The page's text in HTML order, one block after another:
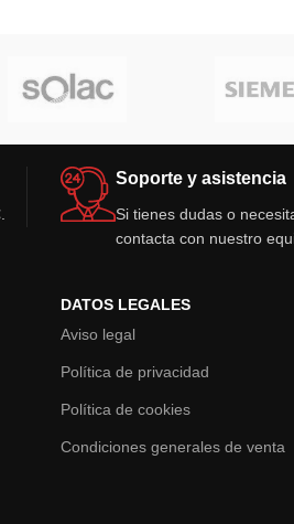
Soporte y asistencia
Si tienes dudas o
contacta con nuestro
DATOS LEGALES
Aviso legal
Política de privacidad
Política de cookies
Condiciones generales de venta